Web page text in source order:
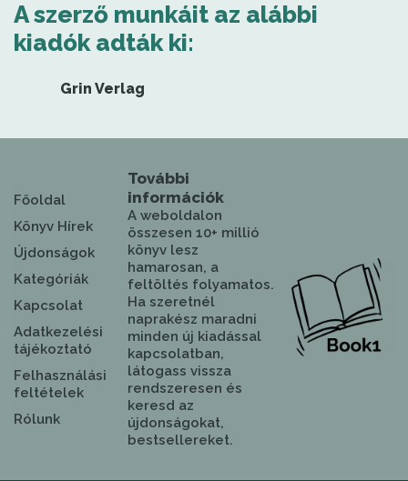
A szerző munkáit az alábbi
kiadók adták ki:
Grin Verlag
Főoldal
Könyv Hírek
Újdonságok
Kategóriák
Kapcsolat
Adatkezelési
tájékoztató
Felhasználási
feltételek
Rólunk
További
információk
A weboldalon
összesen 10+ millió
könyv lesz
hamarosan, a
feltöltés folyamatos.
Ha szeretnél
naprakész maradni
minden új kiadással
kapcsolatban,
látogass vissza
rendszeresen és
keresd az
újdonságokat,
bestsellereket.